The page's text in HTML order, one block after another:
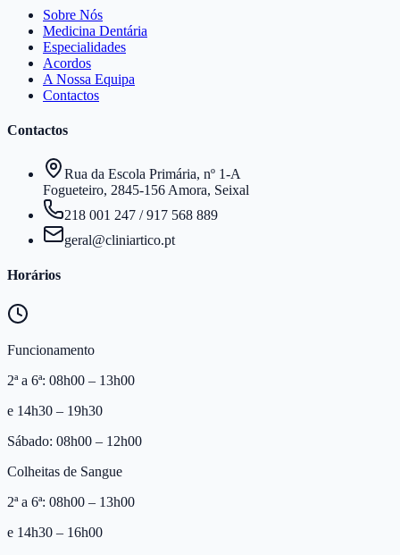
Sobre Nós
Medicina Dentária
Especialidades
Acordos
A Nossa Equipa
Contactos
Contactos
Rua da Escola Primária, nº 1-A
Fogueteiro, 2845-156 Amora, Seixal
218 001 247 /917 568 889
geral@cliniartico.pt
Horários
Funcionamento
2ª a 6ª: 08h00 – 13h00
e 14h30 – 19h30
Sábado: 08h00 – 12h00
Colheitas de Sangue
2ª a 6ª: 08h00 – 13h00
e 14h30 – 16h00